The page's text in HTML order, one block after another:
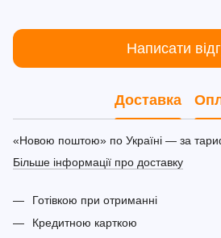
Написати
Доставка
«Новою поштою» по Україні — за
Більше інформації про доставку
Готівкою при отриманні
Кредитною карткою